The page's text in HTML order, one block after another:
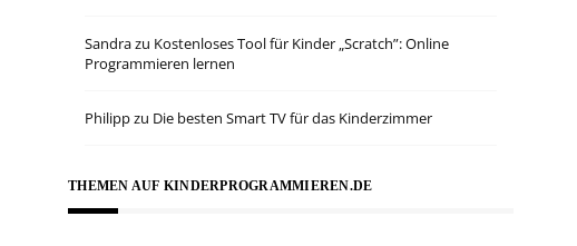
Sandrazu Kostenloses Tool für Kinder „Scratch”: Online
Programmieren lernen
Philippzu Die besten Smart TV für das Kinderzimmer
THEMEN AUF KINDERPROGRAMMIEREN.DE